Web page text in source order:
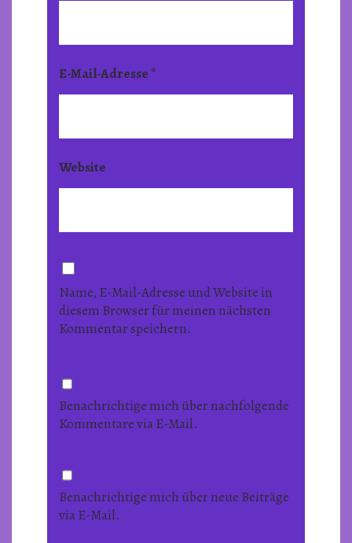
E-Mail-Adresse*
Website
Name, E-Mail-Adresse und Website in
diesem Browser für meinen nächsten
Kommentar speichern.
Benachrichtige mich über nachfolgende
Kommentare via E-Mail.
Benachrichtige mich über neue Beiträge
via E-Mail.